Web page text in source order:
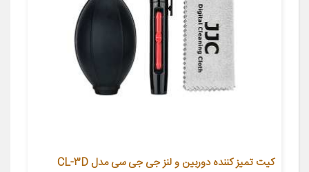
کیت تمیز کننده دوربین و لنز جی جی سی مدل CL-3D